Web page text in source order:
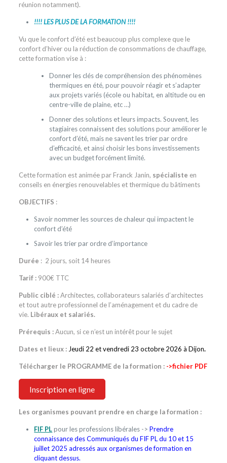
réunion notamment).
!!!! LES PLUS DE LA FORMATION !!!!
Vu que le confort d’été est beaucoup plus complexe que le
confort d’hiver ou la réduction de consommations de chauffage,
cette formation vise à :
Donner les clés de compréhension des phénomènes
thermiques en été, pour pouvoir réagir et s’adapter
aux projets variés (école ou habitat, en altitude ou en
centre-ville de plaine, etc …)
Donner des solutions et leurs impacts. Souvent, les
stagiaires connaissent des solutions pour améliorer le
confort d’été, mais ne savent les trier par ordre
d’efficacité, et ainsi choisir les bons investissements
avec un budget forcément limité.
Cette formation est animée par Franck Janin, spécialiste en
conseils en énergies renouvelables et thermique du bâtiments
OBJECTIFS :
Savoir nommer les sources de chaleur qui impactent le
confort d’été
Savoir les trier par ordre d’importance
Durée : 2 jours, soit 14 heures
Tarif : 900€ TTC
Public ciblé :Architectes, collaborateurs salariés d’architectes
et tout autre professionnel de l’aménagement et du cadre de
vie. Libéraux et salariés.
Prérequis :Aucun, si ce n’est un intérêt pour le sujet
Dates et lieux :Jeudi 22 et vendredi 23 octobre 2026 à Dijon.
Télécharger le PROGRAMME de la formation : ->fichier PDF
Inscription en ligne
Les organismes pouvant prendre en charge la formation :
FIF PLpour les professions libérales ->Prendre
connaissance des Communiqués du FIF PL du 10 et 15
juillet 2025 adressés aux organismes de formation en
cliquant dessus.